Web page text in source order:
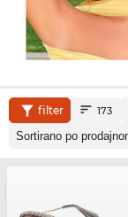
filter 173